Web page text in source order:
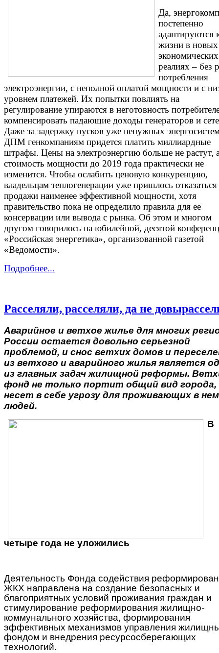
Да,
постепенно
адаптируются
жизни в новых
экономических
реалиях – без
потребления
электроэнергии, с неполной оплатой мощности и с
уровнем платежей. Их попытки повлиять на
регулирование упираются в неготовность
компенсировать падающие доходы генераторов и
Даже за задержку пусков уже ненужных
ДПМ генкомпаниям придется платить миллиардные
штрафы. Цены на электроэнергию больше не растут,
стоимость мощности до 2019 года практически не
изменится. Чтобы ослабить ценовую конкуренцию,
владельцам теплогенерации уже пришлось отказаться
продажи наименее эффективной мощности, хотя
правительство пока не определило правила для ее
консервации или вывода с рынка. Об этом и многом
другом говорилось на юбилейной, десятой
«Российская энергетика», организованной газетой
«Ведомости».
Подробнее...
Расселяли, расселяли, да не
Аварийное и ветхое жилье для многих
России остается довольно серьезной
проблемой, и снос ветхих домов и
из ветхого и аварийного жилья является
из главных задач жилищной реформы.
фонд не только портит общий вид города,
несет в себе угрозу для проживающих в нем
людей.
В
четыре года не уложились
Деятельность Фонда содействия
ЖКХ направлена на создание безопасных и
благоприятных условий проживания граждан и
стимулирование реформирования жилищно-
коммунального хозяйства, формирования
эффективных механизмов управления
фондом и внедрения ресурсосберегающих
технологий.